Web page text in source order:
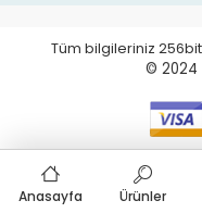
Tüm bilgileriniz 256bit
© 2024
Anasayfa Ürünler